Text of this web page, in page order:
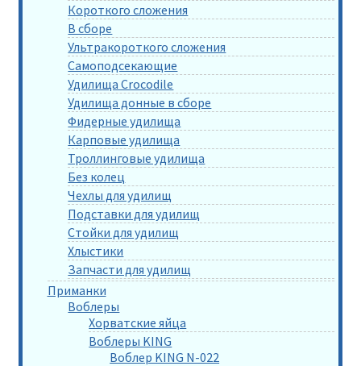
Короткого сложения
В сборе
Ультракороткого сложения
Самоподсекающие
Удилища Crocodile
Удилища донные в сборе
Фидерные удилища
Карповые удилища
Троллинговые удилища
Без колец
Чехлы для удилищ
Подставки для удилищ
Стойки для удилищ
Хлыстики
Запчасти для удилищ
Приманки
Воблеры
Хорватские яйца
Воблеры KING
Воблер KING N-022